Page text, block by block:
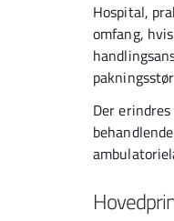
Hospital,
omfang,
Der